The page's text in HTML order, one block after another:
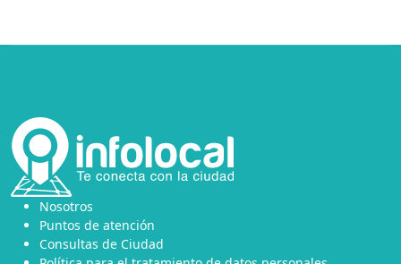
Nosotros
Puntos de atención
Consultas de Ciudad